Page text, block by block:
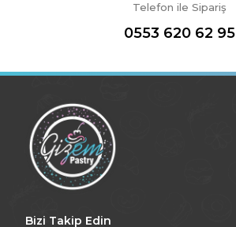
Telefon ile Sipariş
0553 620 62 95
Bizi Takip Edin